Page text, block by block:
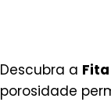
Descubra a
porosidade